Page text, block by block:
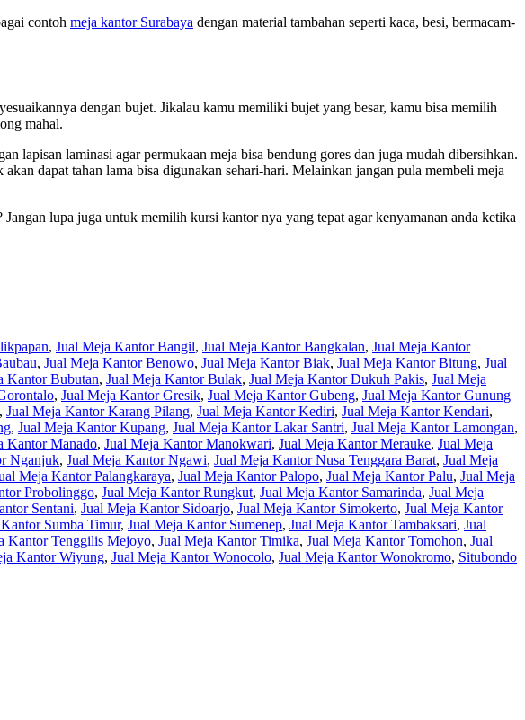
contoh meja kantor Surabaya dengan material tambahan seperti kaca, besi, bermacam-
dengan bujet. Jikalau kamu memiliki bujet yang besar, kamu bisa memilih
mahal.
lapisan laminasi agar permukaan meja bisa bendung gores dan juga mudah dibersihkan.
dapat tahan lama bisa digunakan sehari-hari. Melainkan jangan pula membeli meja
lupa juga untuk memilih kursi kantor nya yang tepat agar kenyamanan anda ketika
, Jual Meja Kantor Bangil, Jual Meja Kantor Bangkalan, Jual Meja Kantor
, Jual Meja Kantor Benowo, Jual Meja Kantor Biak, Jual Meja Kantor Bitung, Jual
Kantor Bubutan, Jual Meja Kantor Bulak, Jual Meja Kantor Dukuh Pakis, Jual Meja
, Jual Meja Kantor Gresik, Jual Meja Kantor Gubeng, Jual Meja Kantor Gunung
, Jual Meja Kantor Karang Pilang, Jual Meja Kantor Kediri, Jual Meja Kantor Kendari,
, Jual Meja Kantor Kupang, Jual Meja Kantor Lakar Santri, Jual Meja Kantor Lamongan,
Kantor Manado, Jual Meja Kantor Manokwari, Jual Meja Kantor Merauke, Jual Meja
Nganjuk, Jual Meja Kantor Ngawi, Jual Meja Kantor Nusa Tenggara Barat, Jual Meja
Meja Kantor Palangkaraya, Jual Meja Kantor Palopo, Jual Meja Kantor Palu, Jual Meja
Probolinggo, Jual Meja Kantor Rungkut, Jual Meja Kantor Samarinda, Jual Meja
Sentani, Jual Meja Kantor Sidoarjo, Jual Meja Kantor Simokerto, Jual Meja Kantor
Sumba Timur, Jual Meja Kantor Sumenep, Jual Meja Kantor Tambaksari, Jual
Kantor Tenggilis Mejoyo, Jual Meja Kantor Timika, Jual Meja Kantor Tomohon, Jual
Kantor Wiyung, Jual Meja Kantor Wonocolo, Jual Meja Kantor Wonokromo, Situbondo